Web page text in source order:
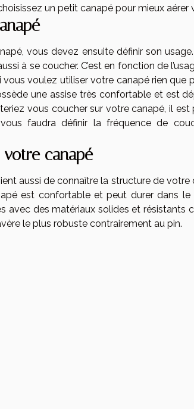
un petit canapé pour mieux aérer
vous devez ensuite définir son
à se coucher. C’est en fonction de
voulez utiliser votre canapé rien que
une assise très confortable et est
vous coucher sur votre canapé, il est
faudra définir la fréquence de
canapé
aussi de connaître la structure de votre
est confortable et peut durer dans le
avec des matériaux solides et résistants
le plus robuste contrairement au pin.